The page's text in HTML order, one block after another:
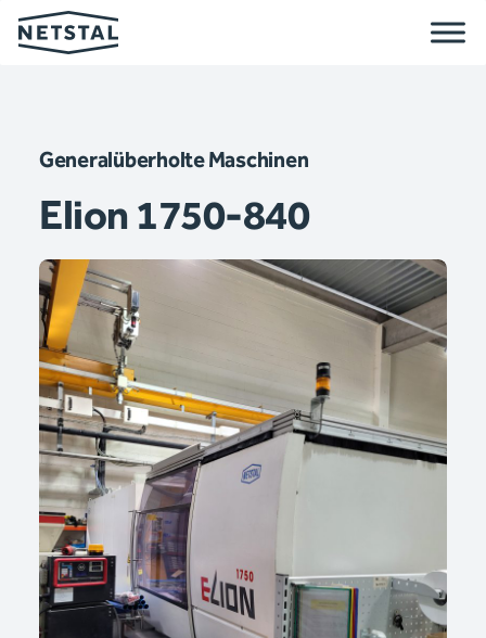
Generalüberholte Maschinen
Elion 1750-840